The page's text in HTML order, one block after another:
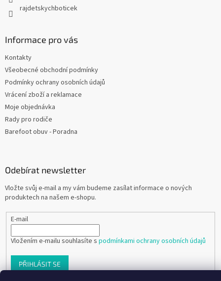
rajdetskychboticek
Informace pro vás
Kontakty
Všeobecné obchodní podmínky
Podmínky ochrany osobních údajů
Vrácení zboží a reklamace
Moje objednávka
Rady pro rodiče
Barefoot obuv - Poradna
Odebírat newsletter
Vložte svůj e-mail a my vám budeme zasílat informace o nových
produktech na našem e-shopu.
E-mail
Vložením e-mailu souhlasíte s podmínkami ochrany osobních údajů
PŘIHLÁSIT SE